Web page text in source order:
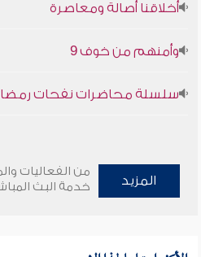
أخلاقنا أصالة ومعاصرة
وأمنهم من خوف 9
سلسلة محاضرات نفحات رمضانية
المزيد
من الفعاليات
خدمة البث